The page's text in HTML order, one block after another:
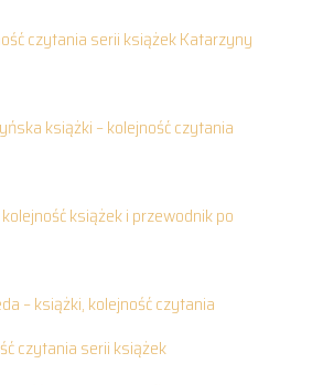
czytania serii książek Katarzyny
książki – kolejność czytania
książek i przewodnik po
– książki, kolejność czytania
czytania serii książek